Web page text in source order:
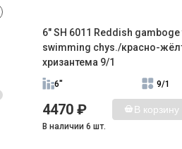
6" SH 6011 Reddish gamboge
swimming chys./красно-
хризантема 9/1
6" 9/1
4470 ₽ В корзину
В наличии 6 шт.